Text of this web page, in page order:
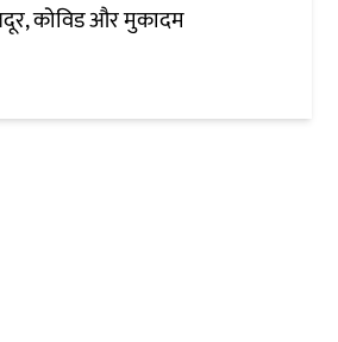
कोविड और मुकादम